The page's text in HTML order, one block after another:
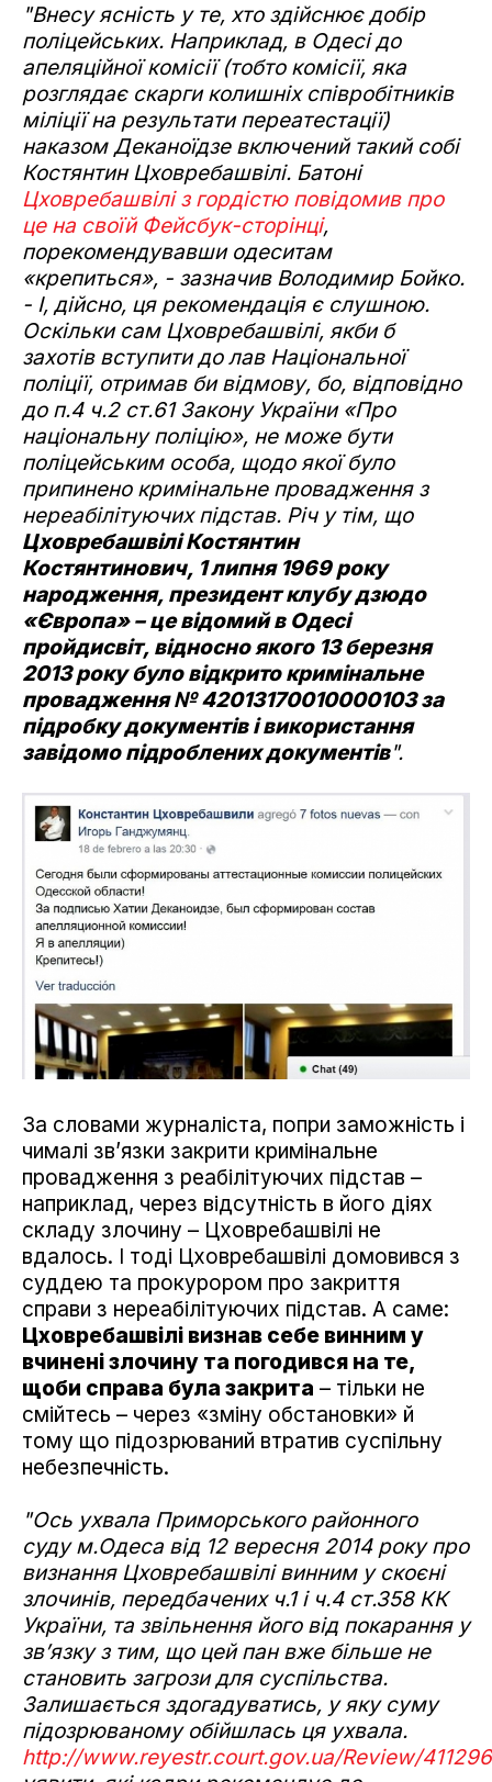
"Внесу ясність у те, хто здійснює добір
поліцейських. Наприклад, в Одесі до
апеляційної комісії (тобто комісії, яка
розглядає скарги колишніх співробітників
міліції на результати переатестації)
наказом Деканоїдзе включений такий собі
Костянтин Цховребашвілі. Батоні
Цховребашвілі з гордістю повідомив про
це на своїй Фейсбук-сторінці,
порекомендувавши одеситам
«крепиться», - зазначив Володимир Бойко.
- І, дійсно, ця рекомендація є слушною.
Оскільки сам Цховребашвілі, якби б
захотів вступити до лав Національної
поліції, отримав би відмову, бо, відповідно
до п.4 ч.2 ст.61 Закону України «Про
національну поліцію», не може бути
поліцейським особа, щодо якої було
припинено кримінальне провадження з
нереабілітуючих підстав. Річ у тім, що
Цховребашвілі Костянтин
Костянтинович, 1 липня 1969 року
народження, президент клубу дзюдо
«Європа» – це відомий в Одесі
пройдисвіт, відносно якого 13 березня
2013 року було відкрито кримінальне
провадження № 42013170010000103 за
підробку документів і використання
завідомо підроблених документів".
За словами журналіста, попри заможність і
чималі зв’язки закрити кримінальне
провадження з реабілітуючих підстав –
наприклад, через відсутність в його діях
складу злочину – Цховребашвілі не
вдалось. І тоді Цховребашвілі домовився з
суддею та прокурором про закриття
справи з нереабілітуючих підстав. А саме:
Цховребашвілі визнав себе винним у
вчинені злочину та погодився на те,
щоби справа була закрита – тільки не
смійтесь – через «зміну обстановки» й
тому що підозрюваний втратив суспільну
небезпечність.
"Ось ухвала Приморського районного
суду м.Одеса від 12 вересня 2014 року про
визнання Цховребашвілі винним у скоєні
злочинів, передбачених ч.1 і ч.4 ст.358 КК
України, та звільнення його від покарання у
зв’язку з тим, що цей пан вже більше не
становить загрози для суспільства.
Залишається здогадуватись, у яку суму
підозрюваному обійшлась ця ухвала.
http://www.reyestr.court.gov.ua/Review/